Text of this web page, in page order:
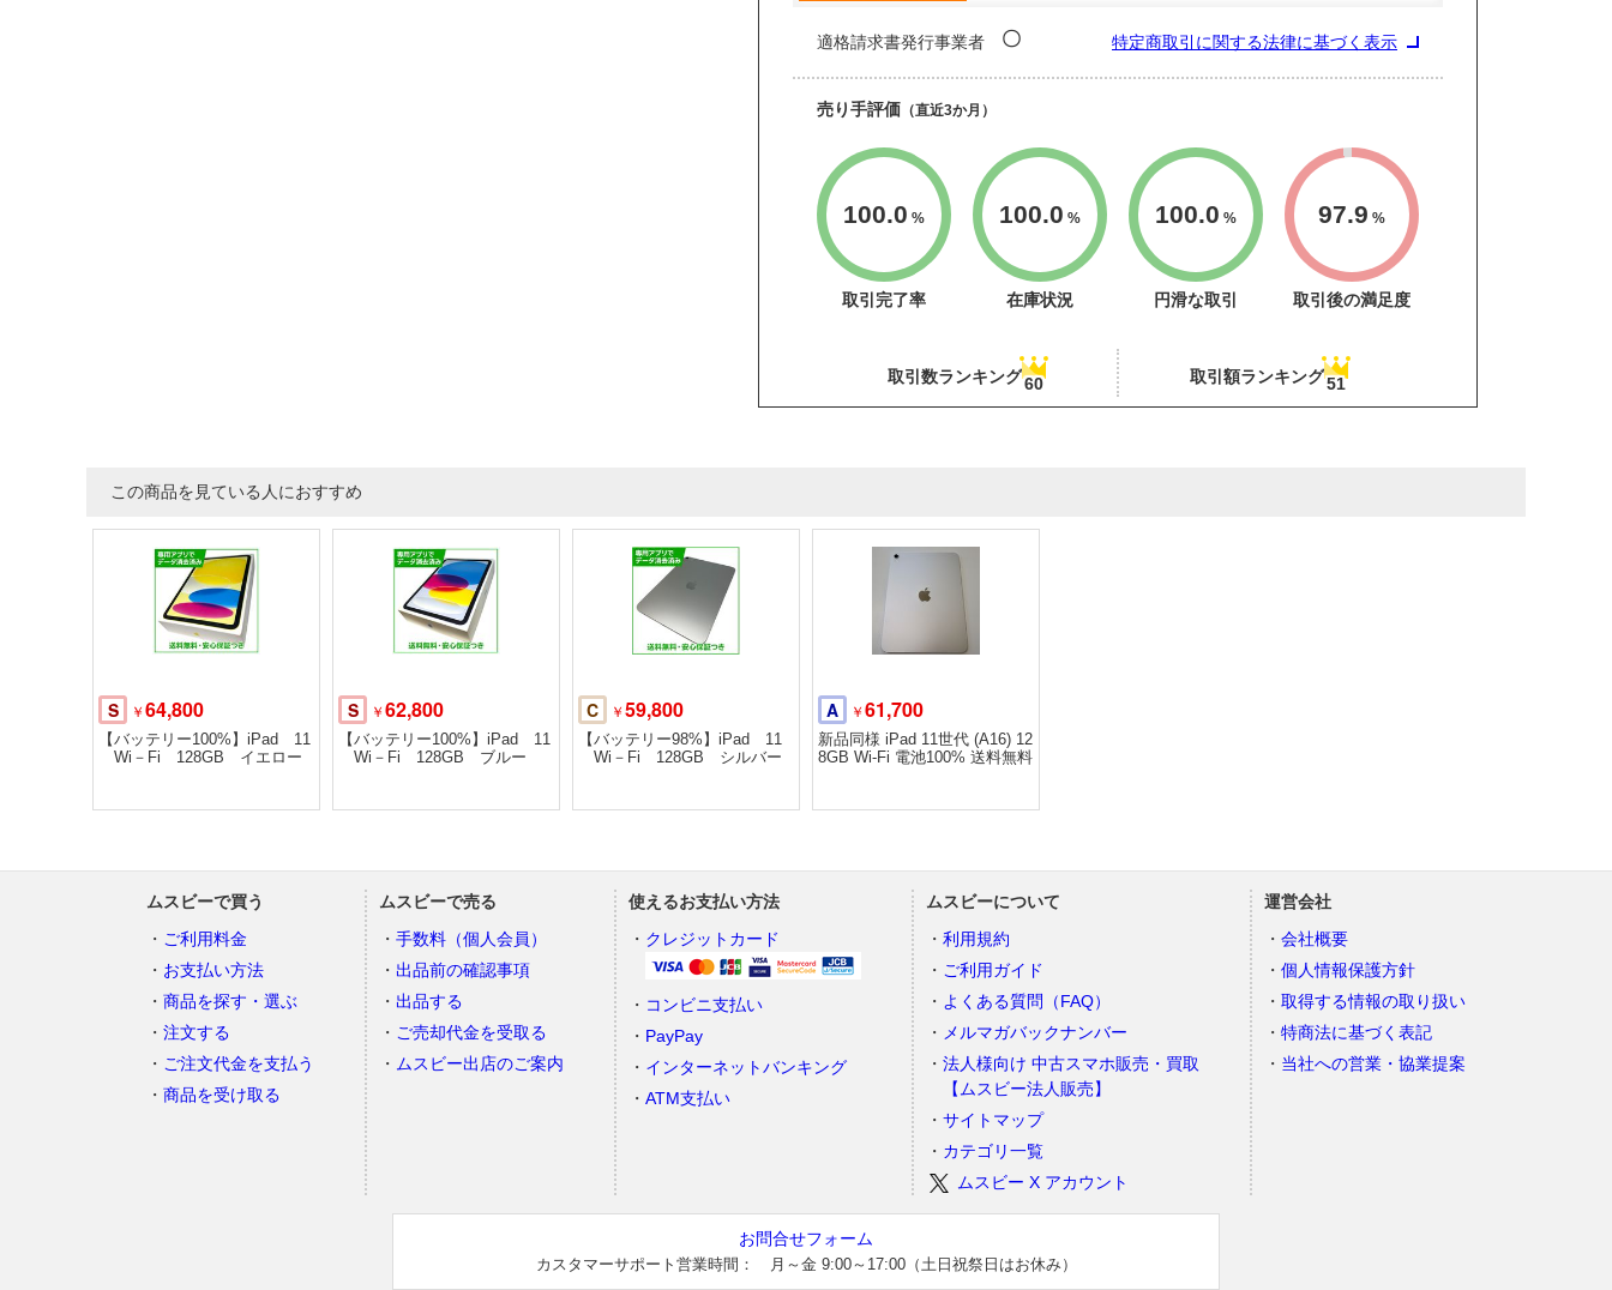
適格請求書発行事業者 〇 特定商取引に関する法律に基づく表示
売り手評価 （直近3か月）
100.0 %
取引完了率
100.0 %
在庫状況
100.0 %
円滑な取引
97.9 %
取引後の満足度
取引数ランキング60 取引額ランキング51
この商品を見ている人におすすめ
S ￥64,800
【バッテリー100%】iPad 11
Wi－Fi 128GB イエロー
S ￥62,800
【バッテリー100%】iPad 11
Wi－Fi 128GB ブルー
C ￥59,800
【バッテリー98%】iPad 11
Wi－Fi 128GB シルバー
A ￥61,700
新品同様 iPad 11世代 (A16) 12
8GB Wi-Fi 電池100% 送料無料
ムスビーで買う
ご利用料金
お支払い方法
商品を探す・選ぶ
注文する
ご注文代金を支払う
商品を受け取る
ムスビーで売る
手数料（個人会員）
出品前の確認事項
出品する
ご売却代金を受取る
ムスビー出店のご案内
使えるお支払い方法
クレジットカード
コンビニ支払い
PayPay
インターネットバンキング
ATM支払い
ムスビーについて
利用規約
ご利用ガイド
よくある質問（FAQ）
メルマガバックナンバー
法人様向け 中古スマホ販売・買取
【ムスビー法人販売】
サイトマップ
カテゴリ一覧
ムスビー X アカウント
運営会社
会社概要
個人情報保護方針
取得する情報の取り扱い
特商法に基づく表記
当社への営業・協業提案
お問合せフォーム
カスタマーサポート営業時間： 月～金 9:00～17:00（土日祝祭日はお休み）